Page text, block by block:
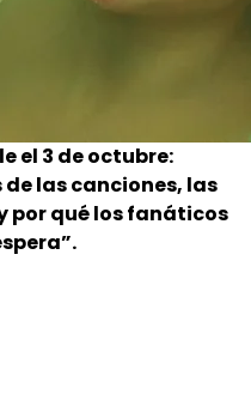
el 3 de octubre:
las canciones, las
por qué los fanáticos